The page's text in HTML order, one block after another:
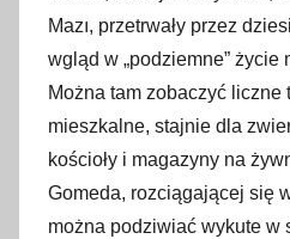
Mazı, przetrwały przez
wgląd w „podziemne” życie
Można tam zobaczyć
mieszkalne, stajnie dla
kościoły i magazyny na
Gomeda, rozciągającej się
można podziwiać wykute w